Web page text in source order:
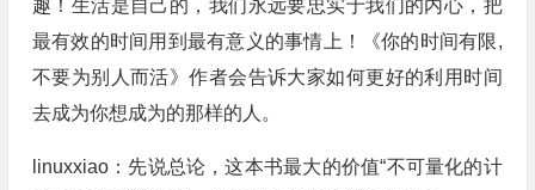
趣！生活是自己的，我们永远要忠实于我们的内心，把
最有效的时间用到最有意义的事情上！《你的时间有限,
不要为别人而活》作者会告诉大家如何更好的利用时间
去成为你想成为的那样的人。
linuxxiao：先说总论，这本书最大的价值“不可量化的计